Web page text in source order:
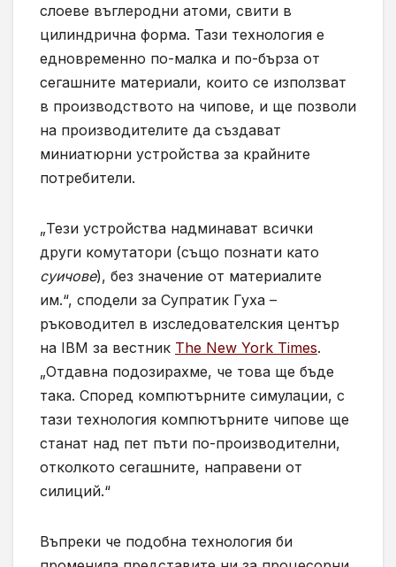
слоеве въглеродни атоми, свити в
цилиндрична форма. Тази технология е
едновременно по-малка и по-бърза от
сегашните материали, които се използват
в производството на чипове, и ще позволи
на производителите да създават
миниатюрни устройства за крайните
потребители.
„Тези устройства надминават всички
други комутатори (също познати като
суичове), без значение от материалите
им.“, сподели за Супратик Гуха –
ръководител в изследователския център
на IBM за вестник The New York Times.
„Отдавна подозирахме, че това ще бъде
така. Според компютърните симулации, с
тази технология компютърните чипове ще
станат над пет пъти по-производителни,
отколкото сегашните, направени от
силиций.“
Въпреки че подобна технология би